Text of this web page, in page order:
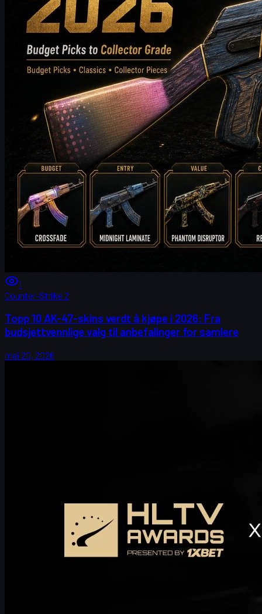
1
Counter-Strike 2
Topp 10 AK-47-skins verdt å kjøpe i 2026: Fra
budsjettvennlige valg til anbefalinger for samlere
mai 20, 2026